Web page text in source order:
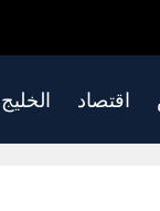
اقتصاد الخليج